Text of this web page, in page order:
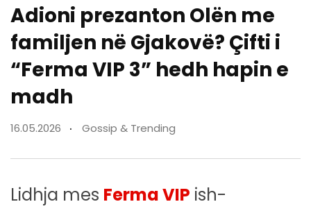
Adioni prezanton Olën me
familjen në Gjakovë? Çifti i
“Ferma VIP 3” hedh hapin e
madh
16.05.2026 Gossip & Trending
Lidhja mes Ferma VIP ish-